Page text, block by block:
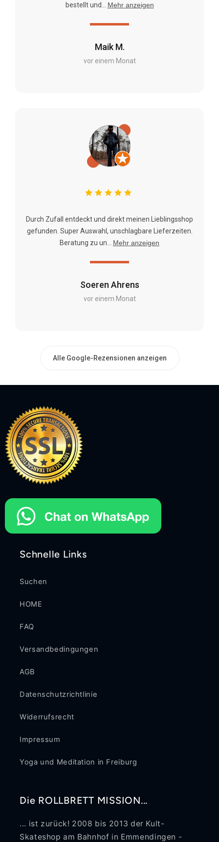
Maik M.
vor einem Monat
bestellt und... Mehr anzeigen
Soeren Ahrens
vor einem Monat
Durch Zufall entdeckt und direkt meinen Lieblingsshop
gefunden. Super Auswahl, unschlagbare Lieferzeiten.
Beratung zu un...
Mehr anzeigen
Alle Google-Rezensionen anzeigen
Schnelle Links
Suchen
HOME
FAQ
Versandbedingungen
AGB
Datenschutzrichtlinie
Widerrufsrecht
Impressum
Yoga und Meditation in Freiburg
Die ROLLBRETT MISSION...
... ist zurück! 2008 bis 2013 der Kult-
Skateshop am Bahnhof in Emmendingen -